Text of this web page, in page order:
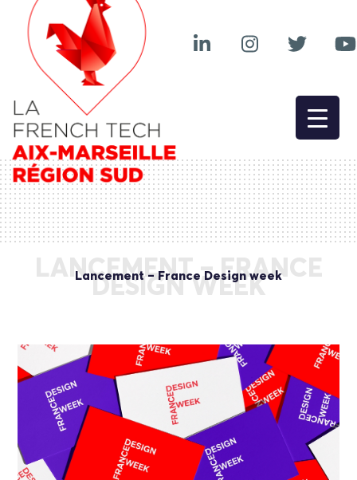
LANCEMENT – FRANCE
DESIGN WEEK
Lancement – France Design week